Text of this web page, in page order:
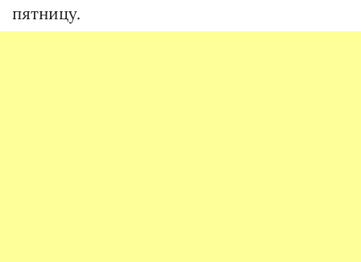
пятницу.